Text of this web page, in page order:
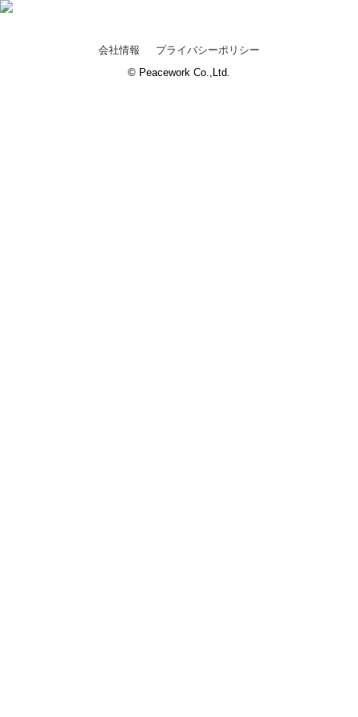
会社情報
プライバシーポリシー
© Peacework Co.,Ltd.